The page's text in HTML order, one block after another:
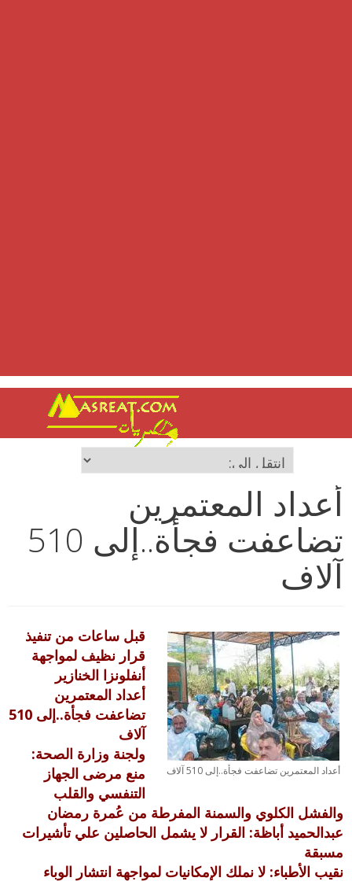
أعداد المعتمرين
تضاعفت فجأة..إلى 510
آلاف
أعداد المعتمرين تضاعفت فجأة..إلى 510 آلاف
قبل ساعات من تنفيذ
قرار نظيف لمواجهة
أنفلونزا الخنازير
أعداد المعتمرين
تضاعفت فجأة..إلى 510
آلاف
ولجنة وزارة الصحة:
منع مرضى الجهاز
التنفسي والقلب
والفشل الكلوي والسمنة المفرطة من عُمرة رمضان
عبدالحميد أباظة: القرار لا يشمل الحاصلين علي تأشيرات
مسبقة
نقيب الأطباء: لا نملك الإمكانيات لمواجهة انتشار الوباء